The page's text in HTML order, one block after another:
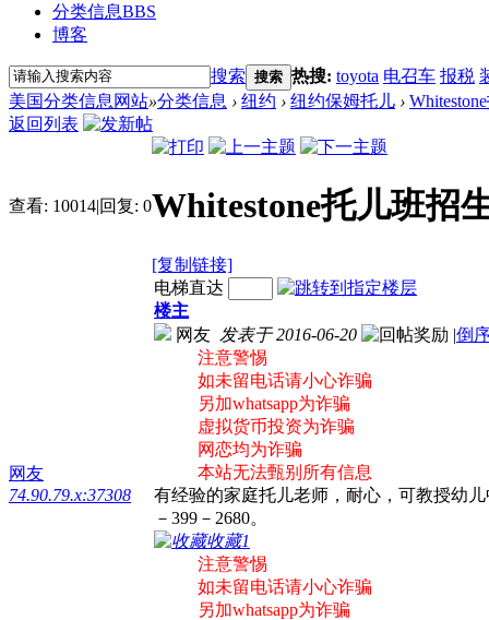
分类信息BBS
博客
搜索 搜索 热搜: toyota 电召车 报税
美国分类信息网站»分类信息 › 纽约 › 纽约保姆托儿 ›
返回列表
查看: 10014|回复: 0Whitestone托儿班招
[复制链接]
网友
74.90.79.x:37308
电梯直达
楼主
网友 发表于 2016-06-20 |倒
注意警惕
如未留电话请小心诈骗
另加whatsapp为诈骗
虚拟货币投资为诈骗
网恋均为诈骗
本站无法甄别所有信息
有经验的家庭托儿老师，耐心，可教授幼
－399－2680。
收藏1
注意警惕
如未留电话请小心诈骗
另加whatsapp为诈骗